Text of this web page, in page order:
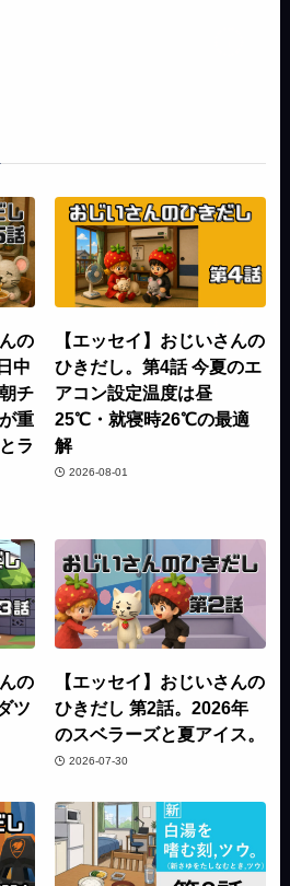
の
中
チ
重
ラ
【エッセイ】おじいさんの
ひきだし。第4話 今夏のエ
アコン設定温度は昼
25℃・就寝時26℃の最適
解
2026-08-01
の
ツ
【エッセイ】おじいさんの
ひきだし 第2話。2026年
のスベラーズと夏アイス。
2026-07-30